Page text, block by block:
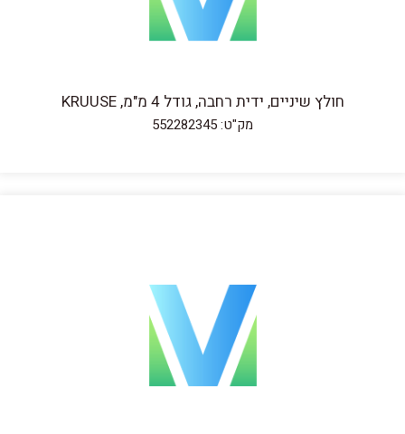
חולץ שיניים, ידית רחבה, גודל 4 מ"מ, KRUUSE
מק"ט: 552282345